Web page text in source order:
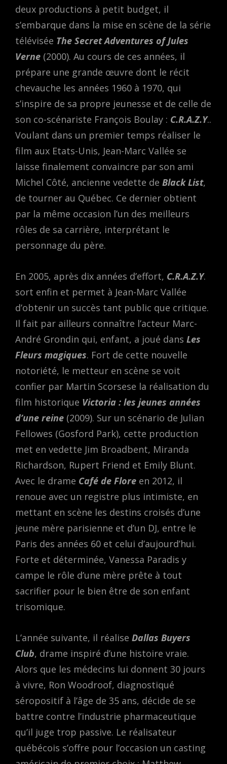
deux productions à petit budget, il
s’embarque dans la mise en scène de la série
télévisée The Secret Adventures of Jules
Verne (2000). Au cours de ces années, il
prépare une grande œuvre dont le récit
chevauche les années 1960 à 1970, qui
s’inspire de sa propre jeunesse et de celle de
son co-scénariste François Boulay : C.R.A.Z.Y..
Voulant dans un premier temps réaliser le
film aux Etats-Unis, Jean-Marc Vallée se
laisse finalement convaincre par son ami
Michel Côté, ancienne vedette de Black List,
de tourner au Québec. Ce dernier obtient
par la même occasion l’un des meilleurs
rôles de sa carrière, interprétant le
personnage du père.
En 2005, après dix années d’effort, C.R.A.Z.Y.
sort enfin et permet à Jean-Marc Vallée
d’obtenir un succès tant public que critique.
Il fait par ailleurs connaître l’acteur Marc-
André Grondin qui, enfant, a joué dans Les
Fleurs magiques. Fort de cette nouvelle
notoriété, le metteur en scène se voit
confier par Martin Scorsese la réalisation du
film historique Victoria : les jeunes années
d’une reine (2009). Sur un scénario de Julian
Fellowes (Gosford Park), cette production
met en vedette Jim Broadbent, Miranda
Richardson, Rupert Friend et Emily Blunt.
Avec le drame Café de Flore en 2012, il
renoue avec un registre plus intimiste, en
mettant en scène les destins croisés d’une
jeune mère parisienne et d’un DJ, entre le
Paris des années 60 et celui d’aujourd’hui.
Forte et déterminée, Vanessa Paradis y
campe le rôle d’une mère prête à tout
sacrifier pour le bien être de son enfant
trisomique.
L’année suivante, il réalise Dallas Buyers
Club, drame inspiré d’une histoire vraie.
Alors que les médecins lui donnent 30 jours
à vivre, Ron Woodroof, diagnostiqué
séropositif à l’âge de 35 ans, décide de se
battre contre l’industrie pharmaceutique
qu’il juge trop passive. Le réalisateur
québécois s’offre pour l’occasion un casting